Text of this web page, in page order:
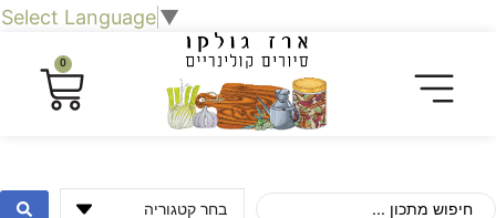
Select Language▼
0